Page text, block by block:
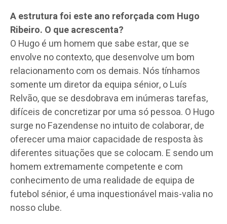
A estrutura foi este ano reforçada com Hugo
Ribeiro. O que acrescenta?
O Hugo é um homem que sabe estar, que se
envolve no contexto, que desenvolve um bom
relacionamento com os demais. Nós tínhamos
somente um diretor da equipa sénior, o Luís
Relvão, que se desdobrava em inúmeras tarefas,
difíceis de concretizar por uma só pessoa. O Hugo
surge no Fazendense no intuito de colaborar, de
oferecer uma maior capacidade de resposta às
diferentes situações que se colocam. E sendo um
homem extremamente competente e com
conhecimento de uma realidade de equipa de
futebol sénior, é uma inquestionável mais-valia no
nosso clube.